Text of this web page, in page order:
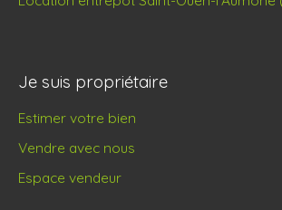
Je suis propriétaire
Estimer votre bien
Vendre avec nous
Espace vendeur